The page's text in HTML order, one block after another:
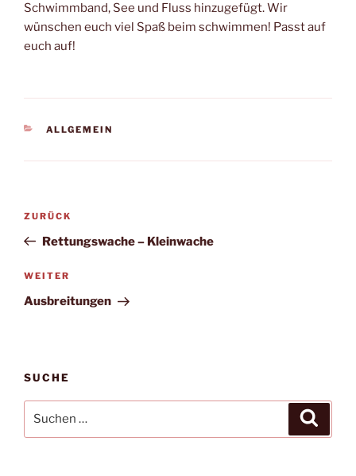
Schwimmband, See und Fluss hinzugefügt. Wir
wünschen euch viel Spaß beim schwimmen! Passt auf
euch auf!
KATEGORIEN
ALLGEMEIN
Beitragsnavigation
Vorheriger
Beitrag
ZURÜCK
Rettungswache – Kleinwache
Nächster
Beitrag
WEITER
Ausbreitungen
SUCHE
nach: